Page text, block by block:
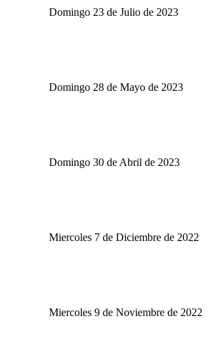
Domingo 23 de Julio de 2023
Domingo 28 de Mayo de 2023
Domingo 30 de Abril de 2023
Miercoles 7 de Diciembre de 2022
Miercoles 9 de Noviembre de 2022